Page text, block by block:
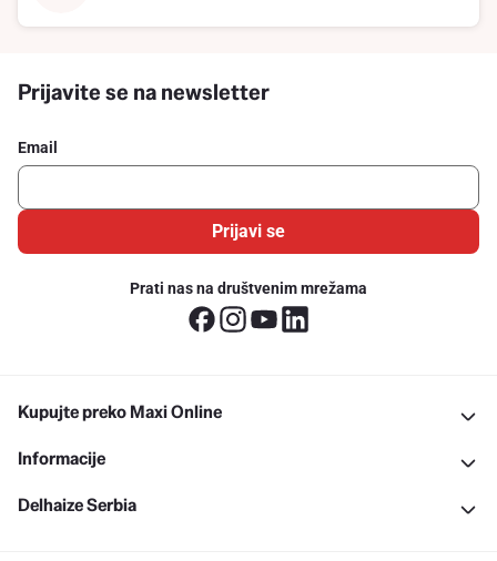
Prijavite se na newsletter
Email
Prijavi se
Prati nas na društvenim mrežama
Kupujte preko Maxi Online
Informacije
Delhaize Serbia